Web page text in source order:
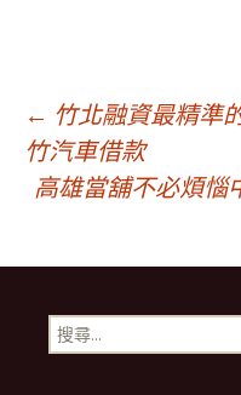
文
章
導
覽
← 竹北融資最精準
竹汽車借款
高雄當舖不必煩惱
搜
尋